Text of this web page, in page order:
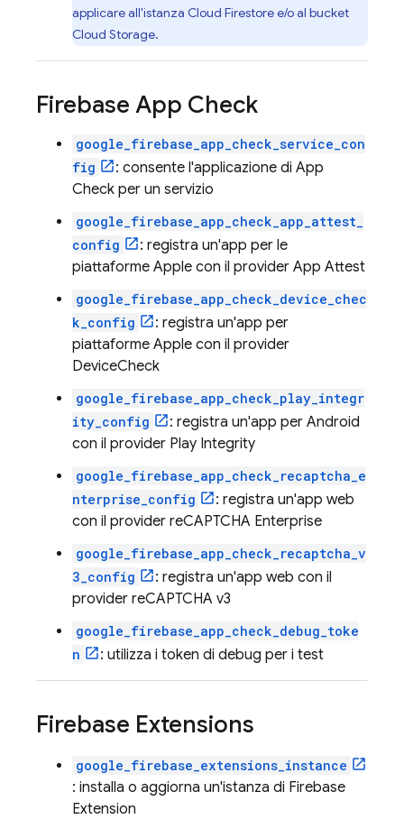
applicare all'istanza Cloud Firestoree/o al bucket
Cloud Storage.
Firebase App Check
google_firebase_app_check_service_con
fig
: consente l'applicazione di App
Check per un servizio
google_firebase_app_check_app_attest_
config
: registra un'app per le
piattaforme Apple con il provider App Attest
google_firebase_app_check_device_chec
k_config
: registra un'app per
piattaforme Apple con il provider
DeviceCheck
google_firebase_app_check_play_integr
ity_config
: registra un'app per Android
con il provider Play Integrity
google_firebase_app_check_recaptcha_e
nterprise_config
: registra un'app web
con il provider reCAPTCHA Enterprise
google_firebase_app_check_recaptcha_v
3_config
: registra un'app web con il
provider reCAPTCHA v3
google_firebase_app_check_debug_toke
n
: utilizza i token di debug per i test
Firebase Extensions
google_firebase_extensions_instance
: installa o aggiorna un'istanza di Firebase
Extension